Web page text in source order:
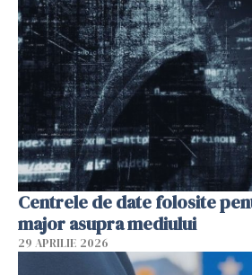
Centrele de date folosite
major asupra mediului
29 APRILIE 2026